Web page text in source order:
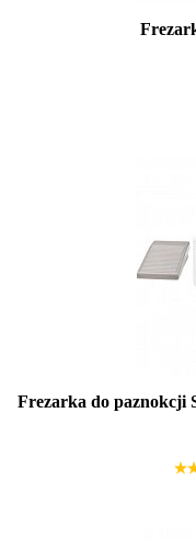
Frezarka do paznokcji
W